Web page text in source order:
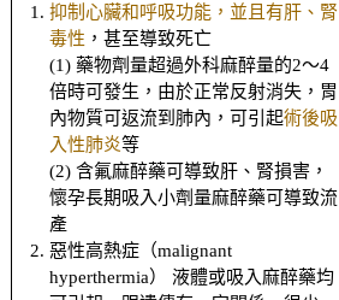
抑制心臟和呼吸功能，並且有肝、腎
毒性 ，甚至導致死亡
(1) 藥物劑量超過外科麻醉量的2～4
倍時可發生，由於正常反射消失，胃
內物質可返流到肺內，可引起術後吸
入性肺炎等
(2) 含氟麻醉藥可導致肝、腎損害，
懷孕長期吸入小劑量麻醉藥可導致流
產
惡性高熱症（malignant
hyperthermia） 液體或吸入麻醉藥均